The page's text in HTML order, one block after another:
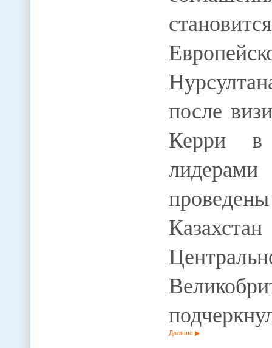
после
Керри
Дальше